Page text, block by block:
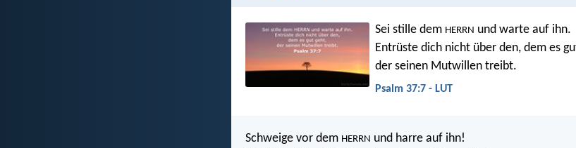
Sei stille dem HERRN und warte auf ihn.
Entrüste dich nicht über den, dem es
der seinen Mutwillen treibt.
Psalm 37:7 - LUT
Schweige vor dem HERRN und harre auf ihn!